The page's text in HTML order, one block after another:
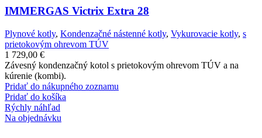
IMMERGAS Victrix Extra 28
Plynové kotly, Kondenzačné nástenné kotly, Vykurovacie kotly, s
prietokovým ohrevom TÚV
1 729,00 €
Závesný kondenzačný kotol s prietokovým ohrevom TÚV a na
kúrenie (kombi).
Pridať do nákupného zoznamu
Pridať do košíka
Rýchly náhľad
Na objednávku